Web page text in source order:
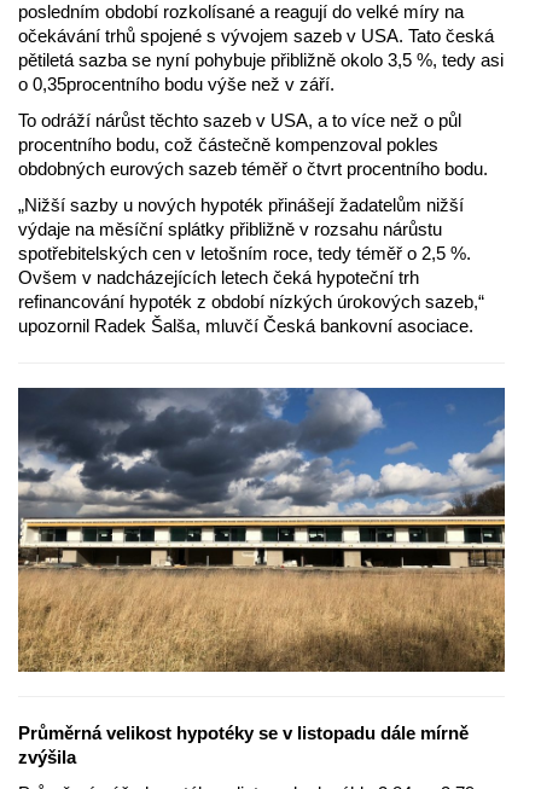
posledním období rozkolísané a reagují do velké míry na
očekávání trhů spojené s vývojem sazeb v USA. Tato česká
pětiletá sazba se nyní pohybuje přibližně okolo 3,5 %, tedy asi
o 0,35procentního bodu výše než v září.
To odráží nárůst těchto sazeb v USA, a to více než o půl
procentního bodu, což částečně kompenzoval pokles
obdobných eurových sazeb téměř o čtvrt procentního bodu.
„Nižší sazby u nových hypoték přinášejí žadatelům nižší
výdaje na měsíční splátky přibližně v rozsahu nárůstu
spotřebitelských cen v letošním roce, tedy téměř o 2,5 %.
Ovšem v nadcházejících letech čeká hypoteční trh
refinancování hypoték z období nízkých úrokových sazeb,“
upozornil Radek Šalša, mluvčí Česká bankovní asociace.
Průměrná velikost hypotéky se v listopadu dále mírně
zvýšila